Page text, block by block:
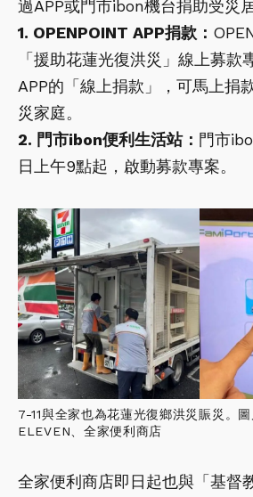
過APP或門市ibon機台捐助受災
1. OPENPOINT APP捐款：
「援助花蓮光復洪災」線上募款
APP的「線上捐款」，可馬上捐
災家庭。
2. 門市ibon便利生活站： 門市
日上午9點起，啟動募款專案。
7-11與全家也為花蓮光復鄉洪災賑災。
ELEVEN、全家便利商店
全家便利商店即日起也與「基督